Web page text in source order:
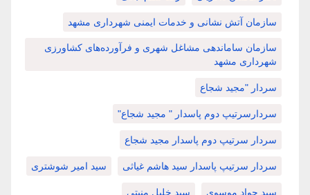
سازمان آتش نشانی و خدمات ایمنی شهرداری مشهد
سازمان ساماندهی مشاغل شهری و فرآورده‌های کشاورزی
شهرداری مشهد
سردار "مجید شجاع
سردارسرتیپ دوم پاسدار " مجید شجاع"
سردار سرتیپ دوم پاسدار مجید شجاع
سردار سرتیپ پاسدار سید هاشم غیاثی سید امیر شوشتری
سید جواد موسوی سید خلیل منبتی